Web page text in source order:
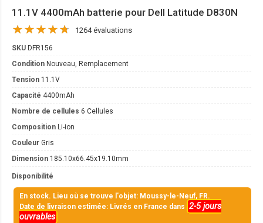
11.1V 4400mAh batterie pour Dell Latitude D830N
1264 évaluations
SKU DFR156
Condition Nouveau, Remplacement
Tension 11.1V
Capacité 4400mAh
Nombre de cellules 6 Cellules
Composition Li-ion
Couleur Gris
Dimension 185.10x66.45x19.10mm
Disponibilité
En stock. Lieu où se trouve l'objet: Moussy-le-Neuf, FR.
Date de livraison estimée: Livrés en France dans 2-5 jours
ouvrables